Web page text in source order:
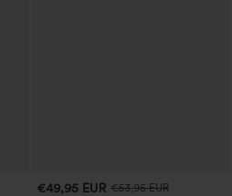
€49,95 EUR €53,95 EUR